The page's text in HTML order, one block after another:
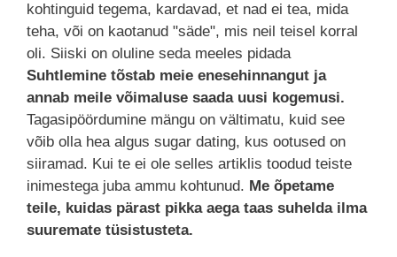
kohtinguid tegema, kardavad, et nad ei tea, mida
teha, või on kaotanud "säde", mis neil teisel korral
oli. Siiski on oluline seda meeles pidada
Suhtlemine tõstab meie enesehinnangut ja
annab meile võimaluse saada uusi kogemusi.
Tagasipöördumine mängu on vältimatu, kuid see
võib olla hea algus sugar dating, kus ootused on
siiramad. Kui te ei ole selles artiklis toodud teiste
inimestega juba ammu kohtunud. Me õpetame
teile, kuidas pärast pikka aega taas suhelda ilma
suuremate tüsistusteta.